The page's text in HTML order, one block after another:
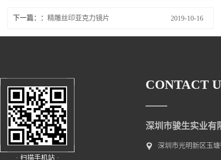
下一篇： 精雕丝印亚克力镜片 2019-10-16
· 扫描手机站 ·
CONTACT
深圳市骏生实业有
深圳市光明新区玉